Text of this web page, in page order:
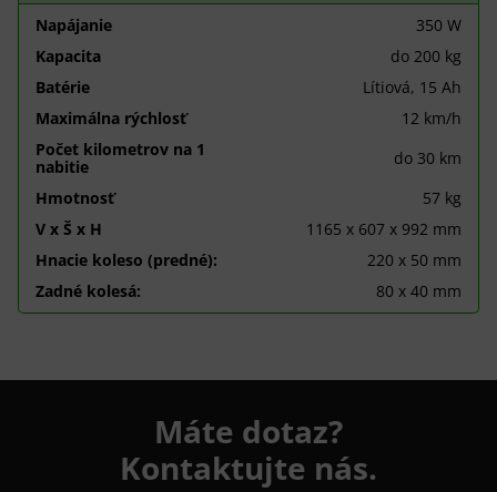
Napájanie
350 W
Kapacita
do 200 kg
Batérie
Lítiová, 15 Ah
Maximálna rýchlosť
12 km/h
Počet kilometrov na 1
nabitie
do 30 km
Hmotnosť
57 kg
V x Š x H
1165 x 607 x 992 mm
Hnacie koleso (predné):
220 x 50 mm
Zadné kolesá:
80 x 40 mm
Máte dotaz?
Kontaktujte nás.